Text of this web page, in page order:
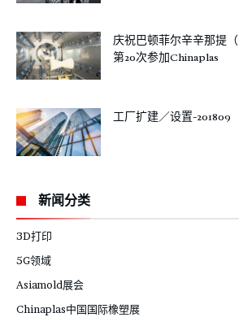
庆祝巴顿菲尔辛辛那提
第20次参加Chinaplas
工厂扩建／设置-201809
新闻分类
3D打印
5G领域
Asiamold展会
Chinaplas中国国际橡塑展